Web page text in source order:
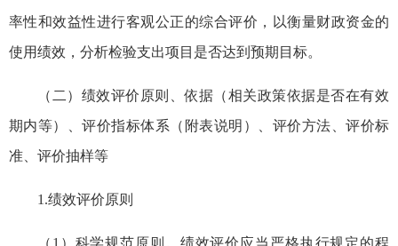
率性和效益性进行客观公正的综合评价，以衡量财政资金的
使用绩效，分析检验支出项目是否达到预期目标。
（二）绩效评价原则、依据（相关政策依据是否在有效
期内等）、评价指标体系（附表说明）、评价方法、评价标
准、评价抽样等
1.绩效评价原则
（1）科学规范原则。绩效评价应当严格执行规定的程